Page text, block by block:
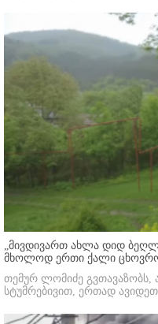
„მივდივართ ახლა დიდ
მხოლოდ ერთი ქალი
თემურ ლომიძე
სტუმრებივით, ერთად ავიდეთ